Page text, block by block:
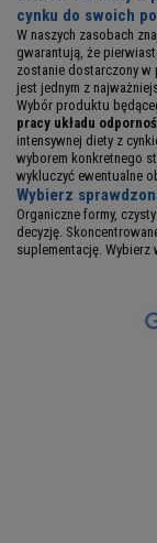
cynku do swoich
W naszych zasobach
gwarantują, że
zostanie dostarczony w
jest jednym z
Wybór produktu
pracy układu
intensywnej diety z
wyborem konkretnego
wykluczyć ewentualne
Wybierz
Organiczne formy,
decyzję.
suplementację.